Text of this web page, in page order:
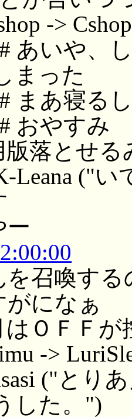
->
あいや、
まった
まあ寝る
おやすみ
版落とせる
Leana ("
ー
を召喚す
がになぁ
はＯＦＦが
->
("とり
した。")